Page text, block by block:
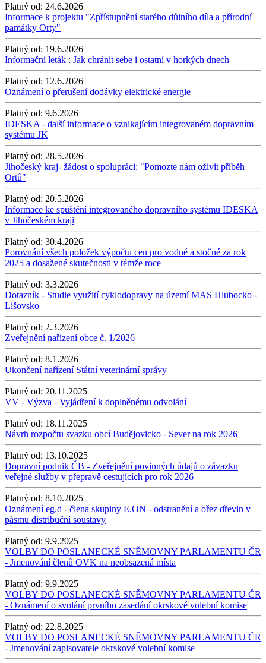
Platný od: 24.6.2026
Informace k projektu "Zpřístupnění starého důlního díla a přírodní
památky Orty"
Platný od: 19.6.2026
Informační leták : Jak chránit sebe i ostatní v horkých dnech
Platný od: 12.6.2026
Oznámení o přerušení dodávky elektrické energie
Platný od: 9.6.2026
IDESKA - další informace o vznikajícím integrovaném dopravním
systému JK
Platný od: 28.5.2026
Jihočeský kraj- žádost o spolupráci: "Pomozte nám oživit příběh
Ortů"
Platný od: 20.5.2026
Informace ke spuštění integrovaného dopravního systému IDESKA
v Jihočeském kraji
Platný od: 30.4.2026
Porovnání všech položek výpočtu cen pro vodné a stočné za rok
2025 a dosažené skutečnosti v témže roce
Platný od: 3.3.2026
Dotazník - Studie využití cyklodopravy na území MAS Hlubocko -
Lišovsko
Platný od: 2.3.2026
Zveřejnění nařízení obce č. 1/2026
Platný od: 8.1.2026
Ukončení nařízení Státní veterinární správy
Platný od: 20.11.2025
VV - Výzva - Vyjádření k doplněnému odvolání
Platný od: 18.11.2025
Návrh rozpočtu svazku obcí Budějovicko - Sever na rok 2026
Platný od: 13.10.2025
Dopravní podnik ČB - Zveřejnění povinných údajů o závazku
veřejné služby v přepravě cestujících pro rok 2026
Platný od: 8.10.2025
Oznámení eg.d - člena skupiny E.ON - odstranění a ořez dřevin v
pásmu distribuční soustavy
Platný od: 9.9.2025
VOLBY DO POSLANECKÉ SNĚMOVNY PARLAMENTU ČR
- Jmenování členů OVK na neobsazená místa
Platný od: 9.9.2025
VOLBY DO POSLANECKÉ SNĚMOVNY PARLAMENTU ČR
- Oznámení o svolání prvního zasedání okrskové volební komise
Platný od: 22.8.2025
VOLBY DO POSLANECKÉ SNĚMOVNY PARLAMENTU ČR
- Jmenování zapisovatele okrskové volební komise